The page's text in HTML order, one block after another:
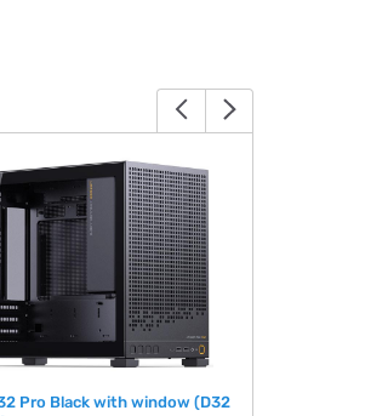
Pro Black with window (D32